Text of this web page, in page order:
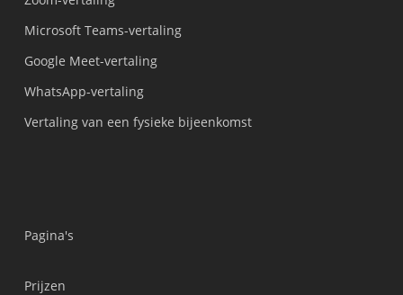
Microsoft Teams-vertaling
Google Meet-vertaling
WhatsApp-vertaling
Vertaling van een fysieke bijeenkomst
Pagina's
Prijzen